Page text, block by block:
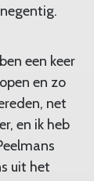
een keer
en zo
net
en ik heb
uit het